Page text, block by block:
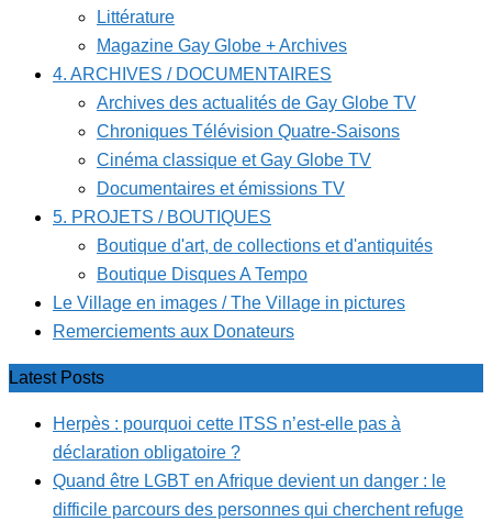
Littérature
Magazine Gay Globe + Archives
4. ARCHIVES / DOCUMENTAIRES
Archives des actualités de Gay Globe TV
Chroniques Télévision Quatre-Saisons
Cinéma classique et Gay Globe TV
Documentaires et émissions TV
5. PROJETS / BOUTIQUES
Boutique d'art, de collections et d'antiquités
Boutique Disques A Tempo
Le Village en images / The Village in pictures
Remerciements aux Donateurs
Latest Posts
Herpès : pourquoi cette ITSS n’est-elle pas à
déclaration obligatoire ?
Quand être LGBT en Afrique devient un danger : le
difficile parcours des personnes qui cherchent refuge